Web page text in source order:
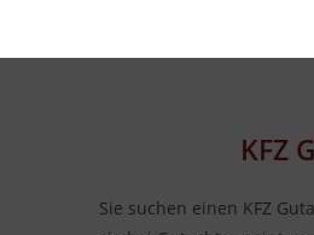
KFZ
Sie suchen einen KFZ